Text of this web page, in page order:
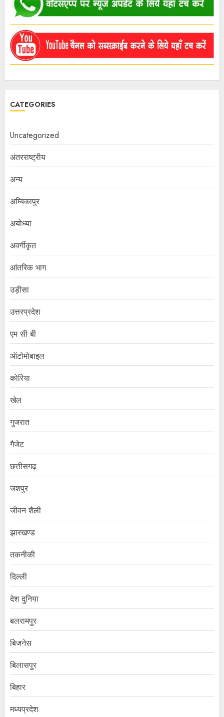
CATEGORIES
Uncategorized
अंतरराष्ट्रीय
अन्य
अम्बिकापुर
अयोध्या
अवर्गीकृत
आंतरिक भाग
उड़ीसा
उत्तरप्रदेश
एम सी बी
ऑटोमोबाइल
कोरिया
खेल
गुजरात
गैजेट
छत्तीसगढ़
जशपुर
जीवन शैली
झारखण्ड
तकनीकी
दिल्ली
देश दुनिया
बलरामपुर
बिजनेस
बिलासपुर
बिहार
मध्यप्रदेश